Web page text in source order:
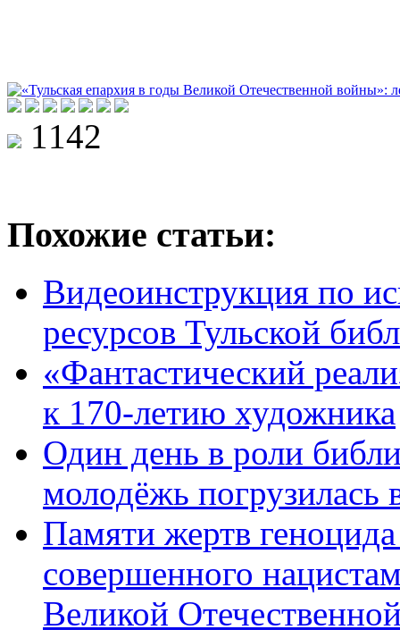
1142
Похожие статьи:
Видеоинструкция по
ресурсов Тульской
«Фантастический
к 170-летию художника
Один день в роли
молодёжь погрузилась
Памяти жертв геноцида
совершенного
Великой